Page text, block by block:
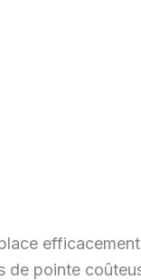
de pointe